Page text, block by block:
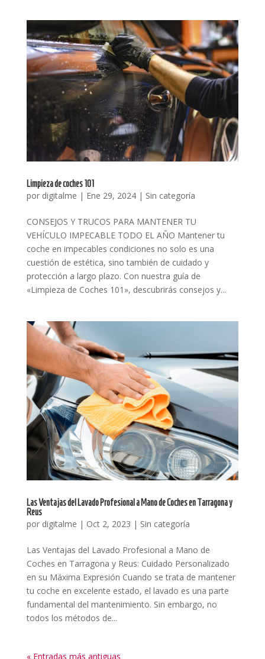
Limpieza de coches 101
por digitalme | Ene 29, 2024| Sin categoría
CONSEJOS Y TRUCOS PARA MANTENER TU
VEHÍCULO IMPECABLE TODO EL AÑO Mantener tu
coche en impecables condiciones no solo es una
cuestión de estética, sino también de cuidado y
protección a largo plazo. Con nuestra guía de
«Limpieza de Coches 101», descubrirás consejos y...
Las Ventajas del Lavado Profesional a Mano de Coches en Tarragona y
Reus
por digitalme | Oct 2, 2023 | Sin categoría
​Las Ventajas del Lavado Profesional a Mano de
Coches en Tarragona y Reus: Cuidado Personalizado
en su Máxima Expresión Cuando se trata de mantener
tu coche en excelente estado, el lavado es una parte
fundamental del mantenimiento. Sin embargo, no
todos los métodos de...
« Entradas más antiguas